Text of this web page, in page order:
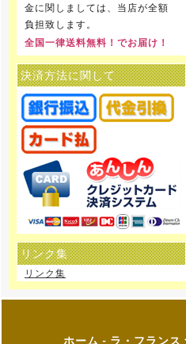
金に関しましては、当店が全額
負担致します。
全国一律送料無料！でお届け！
決済方法に関して
リンク集
リンク集
ホーム - ラ・フランス